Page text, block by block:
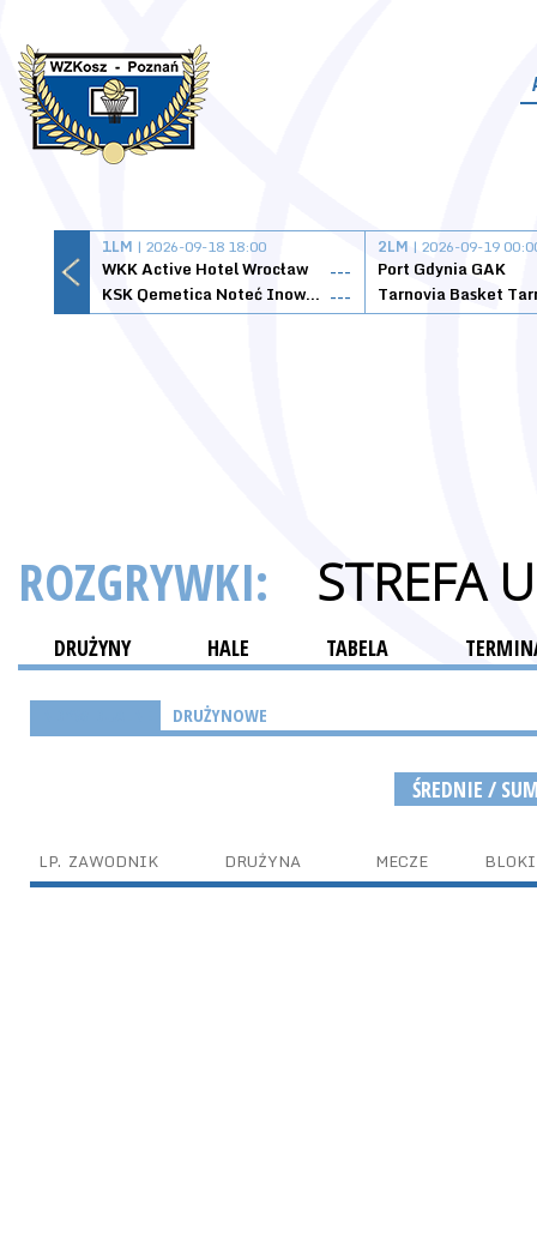
1LM | 2026-09-18 18:00
WKK Active Hotel Wrocław
---
KSK Qemetica Noteć Inowrocław ---
2LM | 2026-09-19
Port Gdynia GAK
ROZGRYWKI: STREFA
DRUŻYNY HALE TABELA
DRUŻYNOWE
ŚREDNIE /
LP. ZAWODNIK DRUŻYNA MECZE